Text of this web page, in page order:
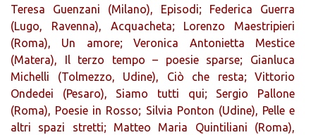
Teresa Guenzani (Milano), Episodi; Federica Guerra
(Lugo, Ravenna), Acquacheta; Lorenzo Maestripieri
(Roma), Un amore; Veronica Antonietta Mestice
(Matera), Il terzo tempo – poesie sparse; Gianluca
Michelli (Tolmezzo, Udine), Ciò che resta; Vittorio
Ondedei (Pesaro), Siamo tutti qui; Sergio Pallone
(Roma), Poesie in Rosso; Silvia Ponton (Udine), Pelle e
altri spazi stretti; Matteo Maria Quintiliani (Roma),